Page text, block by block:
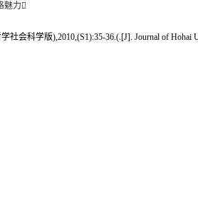
魅力
会科学版),2010,(S1):35-36.(.[J]. Journal of Hohai